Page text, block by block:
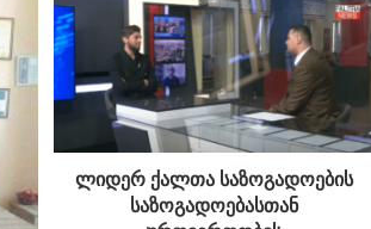
ლიდერ ქალთა საზოგადოების
საზოგადოებასთან